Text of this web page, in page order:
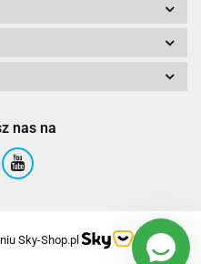
nas na
Sky-Shop.pl